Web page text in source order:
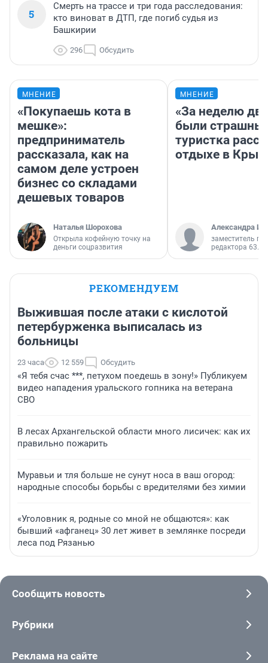
5
Смерть на трассе и три года расследования:
кто виноват в ДТП, где погиб судья из
Башкирии
296 Обсудить
МНЕНИЕ
«Покупаешь кота в
мешке»:
предприниматель
рассказала, как на
самом деле устроен
бизнес со складами
дешевых товаров
Наталья Шорохова
Открыла кофейную точку на
деньги соцразвития
МНЕНИЕ
«За неделю
были
туристка
отдыхе в
Александра
заместитель
редактора 63.RU
РЕКОМЕНДУЕМ
Выжившая после атаки с кислотой
петербурженка выписалась из
больницы
23 часа 12 559 Обсудить
«Я тебя счас ***, петухом поедешь в зону!» Публикуем
видео нападения уральского гопника на ветерана
СВО
В лесах Архангельской области много лисичек: как их
правильно пожарить
Муравьи и тля больше не сунут носа в ваш огород:
народные способы борьбы с вредителями без химии
«Уголовник я, родные со мной не общаются»: как
бывший «афганец» 30 лет живет в землянке посреди
леса под Рязанью
Сообщить новость
Рубрики
Реклама на сайте